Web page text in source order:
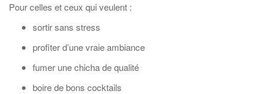
Pour celles et ceux qui veulent :
sortir sans stress
profiter d’une vraie ambiance
fumer une chicha de qualité
boire de bons cocktails